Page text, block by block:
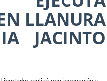
LLANURA
JACINTO